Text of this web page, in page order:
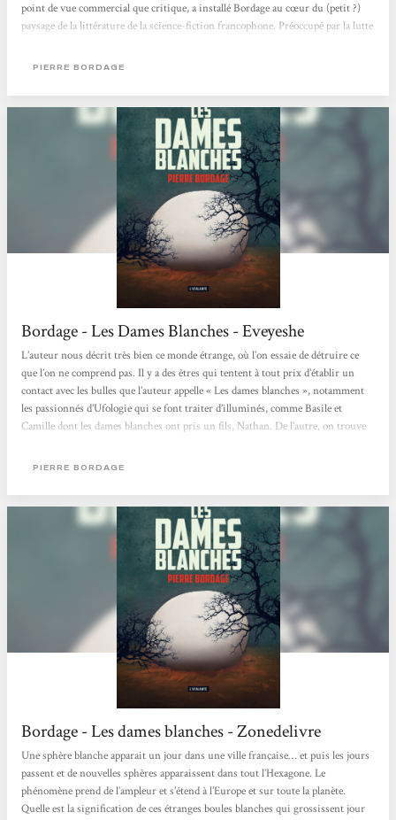
point de vue commercial que critique, a installé Bordage au cœur du (petit ?)
paysage de la littérature de la science-fiction francophone. Préoccupé par la lutte
publie. Les Dames blanches s’inscrit dans cette démarche et relève autant de la
PIERRE BORDAGE
Bordage - Les Dames Blanches - Eveyeshe
L’auteur nous décrit très bien ce monde étrange, où l’on essaie de détruire ce
que l’on ne comprend pas. Il y a des êtres qui tentent à tout prix d’établir un
contact avec les bulles que l’auteur appelle « Les dames blanches », notamment
les passionnés d’Ufologie qui se font traiter d’illuminés, comme Basile et
Camille dont les dames blanches ont pris un fils, Nathan. De l’autre, on trouve
un sens à leur vie en devenant des miliciens. On s’attache quand même au
PIERRE BORDAGE
Bordage - Les dames blanches - Zonedelivre
Une sphère blanche apparait un jour dans une ville française… et puis les jours
passent et de nouvelles sphères apparaissent dans tout l’Hexagone. Le
phénomène prend de l’ampleur et s’étend à l’Europe et sur toute la planète.
Quelle est la signification de ces étranges boules blanches qui grossissent jour